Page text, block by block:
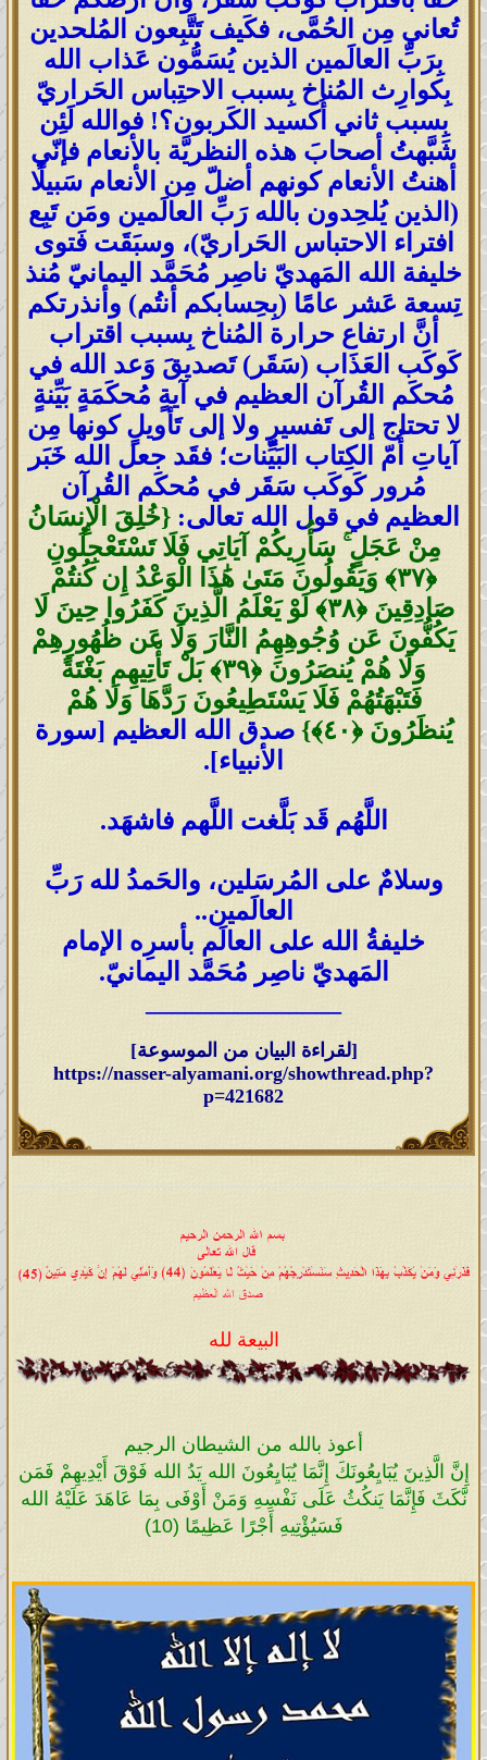
تُعاني مِن الحُمَّى، فكَيف تَتَّبِعون المُلحدين
بِرَبِّ العالَمين الذين يُسَمُّون عَذاب الله
بِكوارِث المُناخ بِسبب الاحتِباس الحَراريّ
بِسبب ثاني أُكسيد الكَربون؟! فوالله لَئِن
شَبَّهتُ أصحابَ هذه النظريَّة بالأنعام فإنّي
أهنتُ الأنعام كونهم أضلّ مِن الأنعام سَبيلًا
(الذين يُلحِدون بالله رَبِّ العالَمين ومَن تَبِع
افتراء الاحتباس الحَراريّ)، وسبَقَت فَتوى
خليفة الله المَهديّ ناصِر مُحَمَّد اليمانيّ مُنذ
تِسعة عَشر عامًا (بِحِسابكم أنتُم) وأنذرتكم
أنَّ ارتفاع حرارة المُناخ بِسبب اقتراب
كَوكَب العَذَاب (سَقَر) تَصديقَ وَعد الله في
مُحكَم القُرآن العظيم في آيةٍ مُحكَمَةٍ بَيِّنةٍ
لا تحتاج إلى تَفسيرٍ ولا إلى تَأويلٍ كونها مِن
آياتِ أُمّ الكِتاب البَيِّنات؛ فقَد جعل الله خَبَر
مُرور كَوكَب سَقَر في مُحكَم القُرآن
العظيم في قول الله تعالى: {خُلِقَ الْإِنسَانُ
مِنْ عَجَلٍ ۚ سَأُرِيكُمْ آيَاتِي فَلَا تَسْتَعْجِلُونِ
‎﴿٣٧﴾‏ وَيَقُولُونَ مَتَىٰ هَٰذَا الْوَعْدُ إِن كُنتُمْ
صَادِقِينَ ‎﴿٣٨﴾‏ لَوْ يَعْلَمُ الَّذِينَ كَفَرُوا حِينَ لَا
يَكُفُّونَ عَن وُجُوهِهِمُ النَّارَ وَلَا عَن ظُهُورِهِمْ
وَلَا هُمْ يُنصَرُونَ ‎﴿٣٩﴾‏ بَلْ تَأْتِيهِم بَغْتَةً
فَتَبْهَتُهُمْ فَلَا يَسْتَطِيعُونَ رَدَّهَا وَلَا هُمْ
يُنظَرُونَ ‎﴿٤٠﴾}
صدق الله العظيم [سورة
الأنبياء].
اللَّهُم قَد بَلَّغت اللَّهم فاشهَد.
وسلامٌ على المُرسَلين، والحَمدُ لله رَبِّ
العالَمين..
خليفةُ الله على العالَم بأسرِه الإمام
المَهديّ ناصِر مُحَمَّد اليمانيّ.
[لقراءة البيان من الموسوعة]
https://nasser-alyamani.org/showthread.php?
p=421682
البيعة لله
أعوذ بالله من الشيطان الرجيم
إِنَّ الَّذِينَ يُبَايِعُونَكَ إِنَّمَا يُبَايِعُونَ الله يَدُ الله فَوْقَ أَيْدِيهِمْ فَمَن
نَّكَثَ فَإِنَّمَا يَنكُثُ عَلَى نَفْسِهِ وَمَنْ أَوْفَى بِمَا عَاهَدَ عَلَيْهُ الله
فَسَيُؤْتِيهِ أَجْرًا عَظِيمًا (10)